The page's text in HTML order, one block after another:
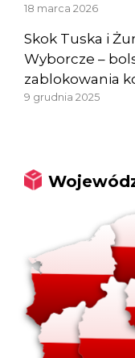
18 marca 2026
Skok Tuska i
Wyborcze –
zablokowania
9 grudnia 2025